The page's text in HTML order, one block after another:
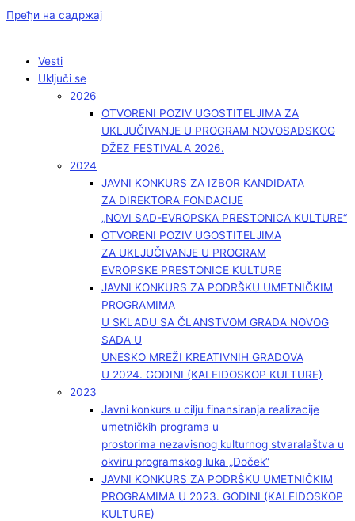
Пређи на садржај
Vesti
Uključi se
2026
OTVORENI POZIV UGOSTITELJIMA ZA
UKLJUČIVANJE U PROGRAM NOVOSADSKOG
DŽEZ FESTIVALA 2026.
2024
JAVNI KONKURS ZA IZBOR KANDIDATA
ZA DIREKTORA FONDACIJE
„NOVI SAD-EVROPSKA PRESTONICA KULTURE“
OTVORENI POZIV UGOSTITELJIMA
ZA UKLJUČIVANJE U PROGRAM
EVROPSKE PRESTONICE KULTURE
JAVNI KONKURS ZA PODRŠKU UMETNIČKIM
PROGRAMIMA
U SKLADU SA ČLANSTVOM GRADA NOVOG
SADA U
UNESKO MREŽI KREATIVNIH GRADOVA
U 2024. GODINI (KALEIDOSKOP KULTURE)
2023
Javni konkurs u cilju finansiranja realizacije
umetničkih programa u
prostorima nezavisnog kulturnog stvaralaštva u
okviru programskog luka „Doček”
JAVNI KONKURS ZA PODRŠKU UMETNIČKIM
PROGRAMIMA U 2023. GODINI (KALEIDOSKOP
KULTURE)